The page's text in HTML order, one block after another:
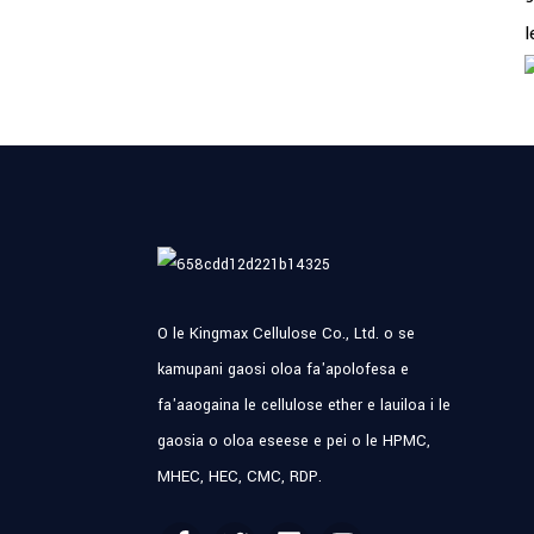
O le Kingmax Cellulose Co., Ltd. o se
kamupani gaosi oloa fa'apolofesa e
fa'aaogaina le cellulose ether e lauiloa i le
gaosia o oloa eseese e pei o le HPMC,
MHEC, HEC, CMC, RDP.